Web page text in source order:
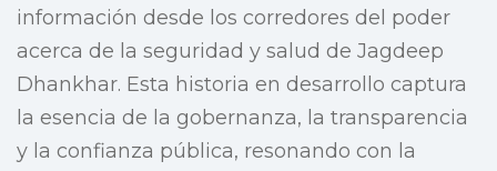
información desde los corredores del poder
acerca de la seguridad y salud de Jagdeep
Dhankhar. Esta historia en desarrollo captura
la esencia de la gobernanza, la transparencia
y la confianza pública, resonando con la